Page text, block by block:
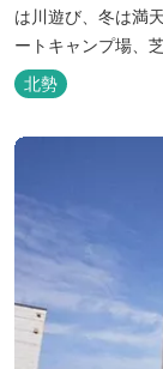
は川遊び、冬は満天の星
ートキャンプ場、
類のキャンプ場が
しむ事ができます。 テント泊が苦手な方や、小さなお子様連れの方
はコテージがおス
北勢